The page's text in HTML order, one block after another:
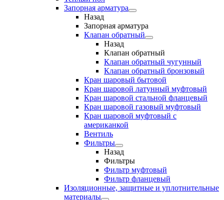
Запорная арматура
Назад
Запорная арматура
Клапан обратный
Назад
Клапан обратный
Клапан обратный чугунный
Клапан обратный бронзовый
Кран шаровый бытовой
Кран шаровой латунный муфтовый
Кран шаровой стальной фланцевый
Кран шаровой газовый муфтовый
Кран шаровой муфтовый с
американкой
Вентиль
Фильтры
Назад
Фильтры
Фильтр муфтовый
Фильтр фланцевый
Изоляционные, защитные и уплотнительные
материалы